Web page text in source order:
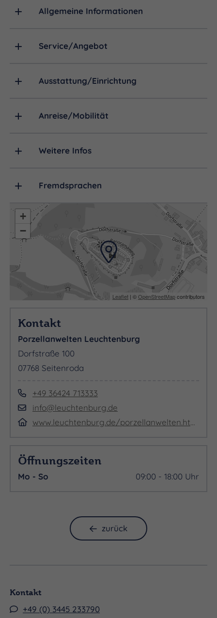
Allgemeine Informationen
Service/Angebot
Ausstattung/Einrichtung
Anreise/Mobilität
Weitere Infos
Fremdsprachen
+
−
Leaflet | ©OpenStreetMapcontributors
Kontakt
Porzellanwelten Leuchtenburg
Dorfstraße 100
07768 Seitenroda
+49 36424 713333
info@leuchtenburg.de
www.leuchtenburg.de/porzellanwelten.html
Öffnungszeiten
Mo - So 09:00 - 18:00 Uhr
zurück
Kontakt
+49 (0) 3445 233790